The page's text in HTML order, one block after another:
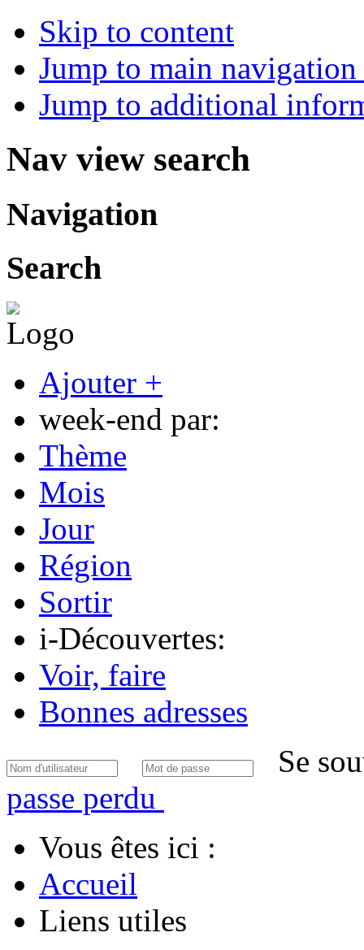
Skip to content
Jump to main
Jump to additional
Nav view search
Navigation
Search
Ajouter +
week-end par:
Thème
Mois
Jour
Région
Sortir
i-Découvertes:
Voir, faire
Bonnes adresses
Se
passe perdu
Vous êtes ici :
Accueil
Liens utiles